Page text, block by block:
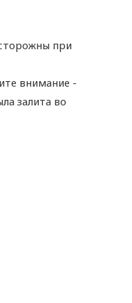
при
внимание -
залита во